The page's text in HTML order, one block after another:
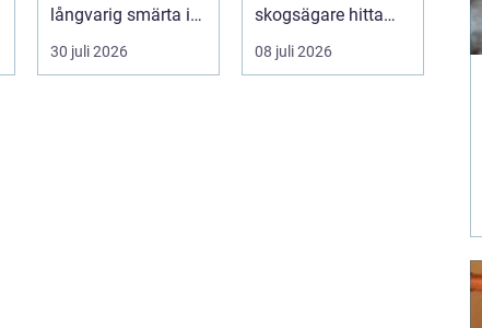
långvarig smärta i
leder hos vuxna i
Sverige. Många i
30 juli 2026
skogsägare hitta
rätt köpare...
08 juli 2026